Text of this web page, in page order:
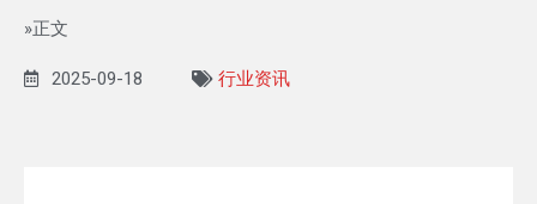
»正文
2025-09-18 行业资讯